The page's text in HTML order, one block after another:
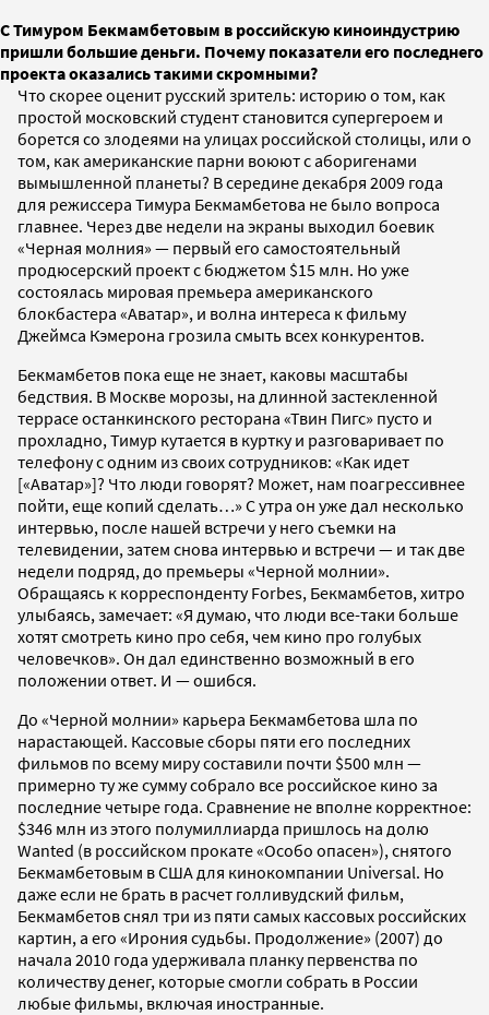
С Тимуром Бекмамбетовым в российскую киноиндустрию
пришли большие деньги. Почему показатели его последнего
проекта оказались такими скромными?
Что скорее оценит русский зритель: историю о том, как
простой московский студент становится супергероем и
борется со злодеями на улицах российской столицы, или о
том, как американские парни воюют с аборигенами
вымышленной планеты? В середине декабря 2009 года
для режиссера Тимура Бекмамбетова не было вопроса
главнее. Через две недели на экраны выходил боевик
«Черная молния» — первый его самостоятельный
продюсерский проект с бюджетом $15 млн. Но уже
состоялась мировая премьера американского
блокбастера «Аватар», и волна интереса к фильму
Джеймса Кэмерона грозила смыть всех конкурентов.
Бекмамбетов пока еще не знает, каковы масштабы
бедствия. В Москве морозы, на длинной застекленной
террасе останкинского ресторана «Твин Пигс» пусто и
прохладно, Тимур кутается в куртку и разговаривает по
телефону с одним из своих сотрудников: «Как идет
[«Аватар»]? Что люди говорят? Может, нам поагрессивнее
пойти, еще копий сделать…» С утра он уже дал несколько
интервью, после нашей встречи у него съемки на
телевидении, затем снова интервью и встречи — и так две
недели подряд, до премьеры «Черной молнии».
Обращаясь к корреспонденту Forbes, Бекмамбетов, хитро
улыбаясь, замечает: «Я думаю, что люди все-таки больше
хотят смотреть кино про себя, чем кино про голубых
человечков». Он дал единственно возможный в его
положении ответ. И — ошибся.
До «Черной молнии» карьера Бекмамбетова шла по
нарастающей. Кассовые сборы пяти его последних
фильмов по всему миру составили почти $500 млн —
примерно ту же сумму собрало все российское кино за
последние четыре года. Сравнение не вполне корректное:
$346 млн из этого полумиллиарда пришлось на долю
Wanted (в российском прокате «Особо опасен»), снятого
Бекмамбетовым в США для кинокомпании Universal. Но
даже если не брать в расчет голливудский фильм,
Бекмамбетов снял три из пяти самых кассовых российских
картин, а его «Ирония судьбы. Продолжение» (2007) до
начала 2010 года удерживала планку первенства по
количеству денег, которые смогли собрать в России
любые фильмы, включая иностранные.